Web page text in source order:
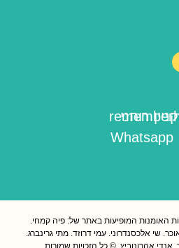
רוחני
Whatsapp
האומנות המופיעות באתר של: פיה קמחי.
שי אלכסנדרוני. עמי דרוזד. מתי גרינברג.
אנדי אהרונוביץ. © כל הזכויות שמורות.